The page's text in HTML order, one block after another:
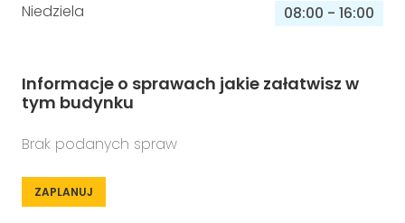
Niedziela
08:00 - 16:00
Informacje o sprawach jakie załatwisz w
tym budynku
Brak podanych spraw
ZAPLANUJ